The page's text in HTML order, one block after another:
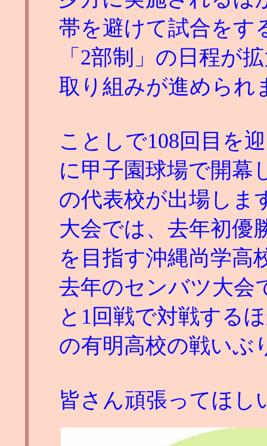
帯を避けて試合をす
「2部制」の日程が
取り組みが進められ
ことしで108回目を
に甲子園球場で開幕
の代表校が出場しま
大会では、去年初優
を目指す沖縄尚学高
去年のセンバツ大会
と1回戦で対戦する
の有明高校の戦いぶ
皆さん頑張ってほし